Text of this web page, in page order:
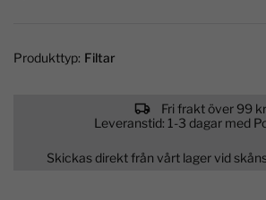
Produkttyp: Filtar
Fri frakt över 99 kr
Leveranstid: 1-3 dagar med
Skickas direkt från vårt lager vid